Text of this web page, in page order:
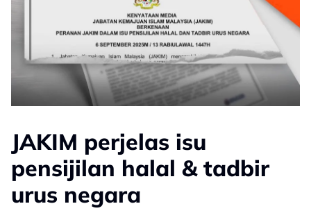
JAKIM perjelas isu
pensijilan halal & tadbir
urus negara